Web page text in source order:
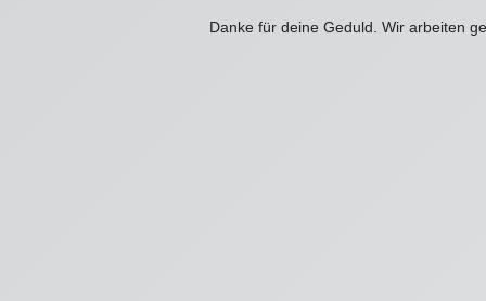
Danke für deine Geduld. Wir arbeiten